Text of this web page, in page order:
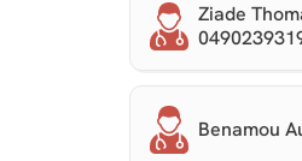
Ziade
Benamou